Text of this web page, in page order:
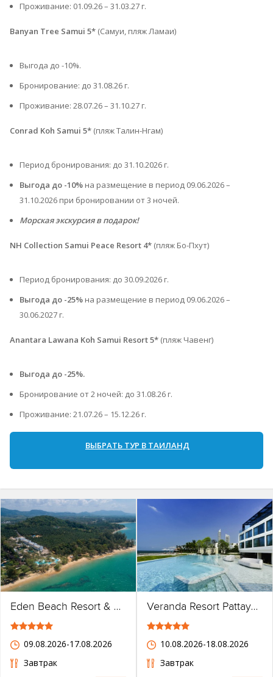
Проживание: 01.09.26 – 31.03.27 г.⁠
Banyan Tree Samui 5* (Самуи, пляж Ламаи)
Выгода до -10%.
Бронирование: до 31.08.26 г.
Проживание: 28.07.26 – 31.10.27 г.⁠
Conrad Koh Samui 5* (пляж Талин-Нгам)
Период бронирования: до 31.10.2026 г.
Выгода до -10% на размещение в период 09.06.2026 –
31.10.2026 при бронировании от 3 ночей.
Морская экскурсия в подарок!
NH Collection Samui Peace Resort 4* (пляж Бо-Пхут)
Период бронирования: до 30.09.2026 г.
Выгода до -25% на размещение в период 09.06.2026 –
30.06.2027 г.
Anantara Lawana Koh Samui Resort 5* (пляж Чавенг)
Выгода до -25%.
Бронирование от 2 ночей: до 31.08.26 г.
Проживание: 21.07.26 – 15.12.26 г.⁠
ВЫБРАТЬ ТУР В ТАИЛАНД
Eden Beach Resort & Spa
09.08.2026-17.08.2026
Завтрак
Veranda Resort Pattaya Na Jomtien MGallery
10.08.2026-18.08.2026
Завтрак